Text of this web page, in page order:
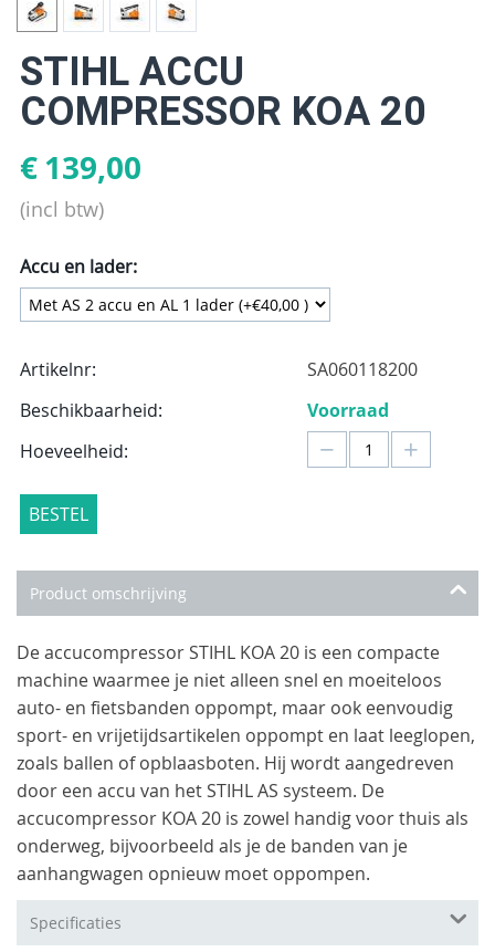
STIHL ACCU
COMPRESSOR KOA 20
€139,00
(incl btw)
Accu en lader:
Artikelnr:
SA060118200
Beschikbaarheid:
Voorraad
Hoeveelheid:
+
−
BESTEL
Product omschrijving
De accucompressor STIHL KOA 20 is een compacte
machine waarmee je niet alleen snel en moeiteloos
auto- en fietsbanden oppompt, maar ook eenvoudig
sport- en vrijetijdsartikelen oppompt en laat leeglopen,
zoals ballen of opblaasboten. Hij wordt aangedreven
door een accu van het STIHL AS systeem. De
accucompressor KOA 20 is zowel handig voor thuis als
onderweg, bijvoorbeeld als je de banden van je
aanhangwagen opnieuw moet oppompen.
Specificaties